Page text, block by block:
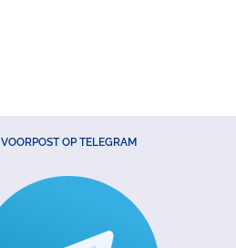
VOORPOST OP TELEGRAM